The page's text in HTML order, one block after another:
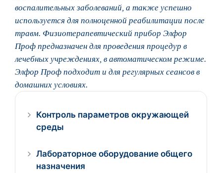
воспалительных заболеваний, а также успешно
используется для полноценной реабилитации после
травм. Физиотерапевтический прибор Элфор
Проф предназначен для проведения процедур в
лечебных учреждениях, в автоматическом режиме.
Элфор Проф подходит и для регулярных сеансов в
домашних условиях.
Контроль параметров окружающей
среды
Лабораторное оборудование общего
назначения